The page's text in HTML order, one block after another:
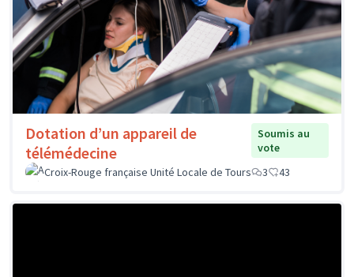
Dotation d’un appareil de
télémédecine
Soumis au
vote
Croix-Rouge française Unité Locale de Tours
3 43